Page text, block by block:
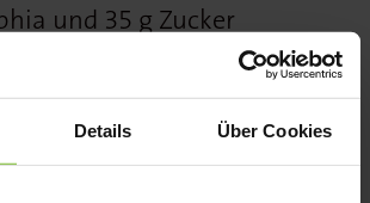
Details Über Cookies
und 35 g Zucker
und die Sahne steif
Zunächst die Philadelphia-
nach und nach zur